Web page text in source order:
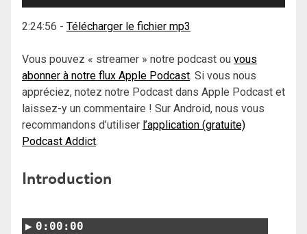
2:24:56 - Télécharger le fichier mp3
Vous pouvez « streamer » notre podcast ou vous
abonner à notre flux Apple Podcast. Si vous nous
appréciez, notez notre Podcast dans Apple Podcast et
laissez-y un commentaire ! Sur Android, nous vous
recommandons d’utiliser l’application (gratuite)
Podcast Addict.
Introduction
0:00:00